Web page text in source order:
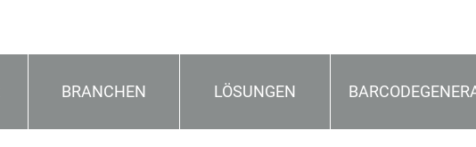
BRANCHEN LÖSUNGEN